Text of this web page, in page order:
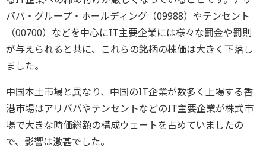
ババ・グループ・ホールディング（09988）やテンセント
（00700）などを中心にIT主要企業には様々な罰金や罰則
が与えられると共に、これらの銘柄の株価は大きく下落し
ました。
中国本土市場と異なり、中国のIT企業が数多く上場する香
港市場はアリババやテンセントなどのIT主要企業が株式市
場で大きな時価総額の構成ウェートを占めていましたの
で、影響は激甚でした。